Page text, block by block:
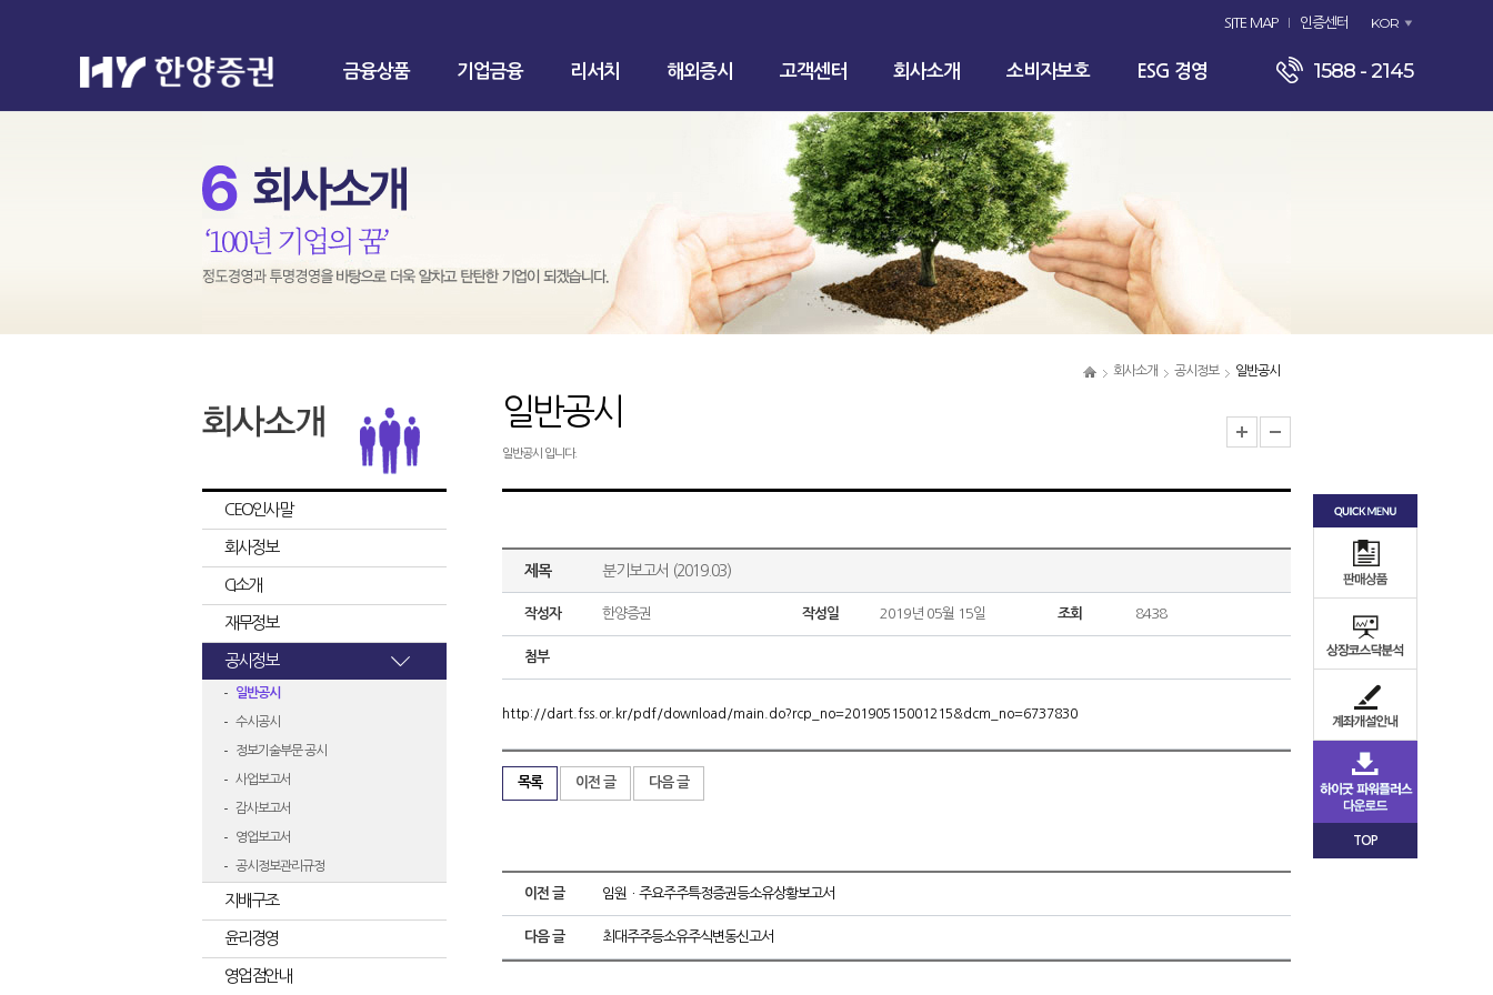
SITE MAP 인증센터 KOR
금융상품 기업금융 리서치 해외증시 고객센터 회사소개 소비자보호 ESG 경영 1588 - 2145
회사소개 공시정보 일반공시
CEO인사말
회사정보
CI소개
재무정보
공시정보
일반공시
수시공시
정보기술부문 공시
사업보고서
감사보고서
영업보고서
공시정보관리규정
지배구조
윤리경영
영업점안내
일반공시
일반공시 입니다.
제목 분기보고서 (2019.03)
작성자 한양증권 작성일 2019년 05월 15일 조회 8438
첨부
http://dart.fss.or.kr/pdf/download/main.do?rcp_no=20190515001215&dcm_no=6737830
목록 이전 글 다음 글
이전 글 임원ㆍ주요주주특정증권등소유상황보고서
다음 글 최대주주등소유주식변동신고서
TOP